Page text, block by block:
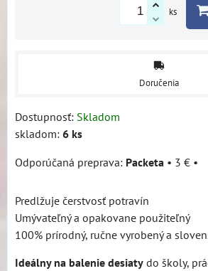
ks
Doručenia
Dostupnosť: Skladom
skladom: 6 ks
Packeta • 3 € •
Predlžuje čerstvosť potravín
Umývateľný a opakovane použiteľný
100% prírodný, ručne vyrobený a
Ideálny na balenie desiaty do školy,